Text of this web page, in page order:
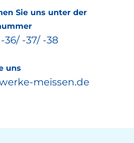
Sie uns unter der
-36/ -37/ -38
uns
meissen.de